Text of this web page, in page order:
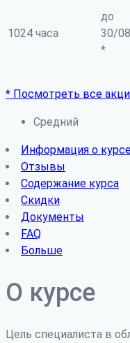
1024 часа
до
30/
*
* Посмотреть все
Средний
Информация о
Отзывы
Содержание курса
Скидки
Документы
FAQ
Больше
О курсе
Цель специалиста в